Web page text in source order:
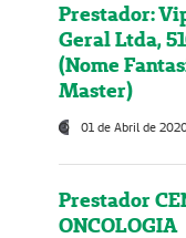
Prestador:
Geral Ltda,
(Nome
Master)
01 de Abril de
Prestador
ONCOLOGIA